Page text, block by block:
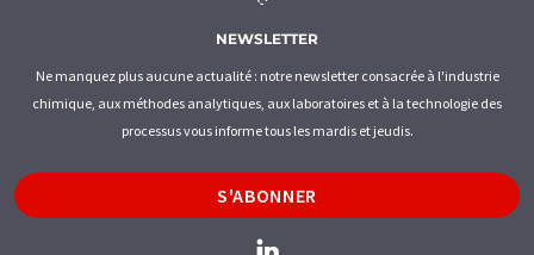
NEWSLETTER
Ne manquez plus aucune actualité : notre newsletter consacrée à l'industrie
chimique, aux méthodes analytiques, aux laboratoires et à la technologie des
processus vous informe tous les mardis et jeudis.
S'ABONNER